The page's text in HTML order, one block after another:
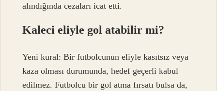
alındığında cezaları icat etti.
Kaleci eliyle gol atabilir mi?
Yeni kural: Bir futbolcunun eliyle kasıtsız veya
kaza olması durumunda, hedef geçerli kabul
edilmez. Futbolcu bir gol atma fırsatı bulsa da,